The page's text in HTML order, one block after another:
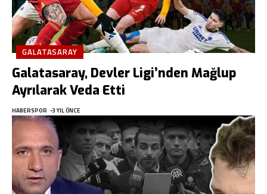
GALATASARAY
Galatasaray, Devler Ligi’nden Mağlup
Ayrılarak Veda Etti
HABERSPOR 3 YIL ÖNCE